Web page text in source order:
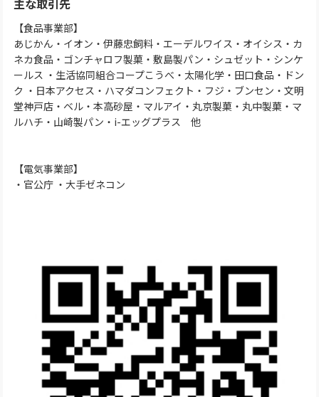
主な取引先
【食品事業部】
あじかん・イオン・伊藤忠飼料・エーデルワイス・オイシス・カ
ネカ食品・ゴンチャロフ製菓・敷島製パン・シュゼット・シンケ
ールス ・生活協同組合コープこうべ・太陽化学・田口食品・ドン
ク ・日本アクセス・ハマダコンフェクト・フジ・ブンセン・文明
堂神戸店・ベル・本高砂屋・マルアイ・丸京製菓・丸中製菓・マ
ルハチ・山崎製パン・i-エッグプラス 他
【電気事業部】
・官公庁 ・大手ゼネコン